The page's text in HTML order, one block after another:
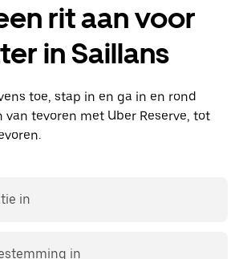
rit aan voor
in Saillans
toe, stap in en ga in en rond
van tevoren met Uber Reserve, tot
in
in